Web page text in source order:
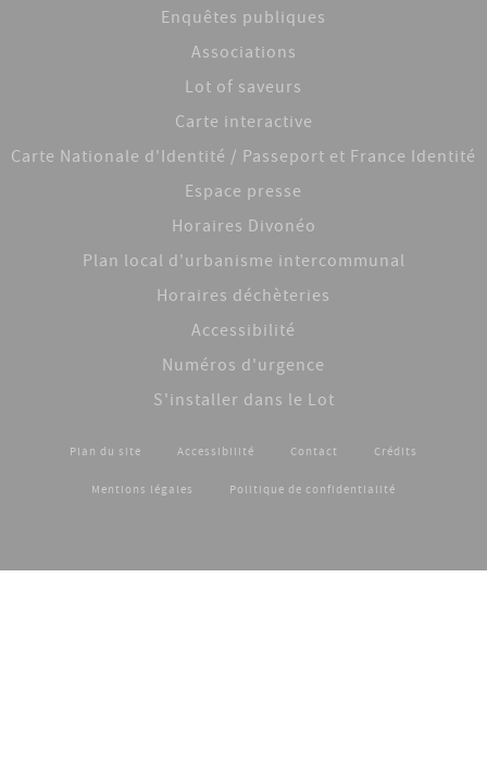
Enquêtes publiques
Associations
Lot of saveurs
Carte interactive
Carte Nationale d'Identité / Passeport et France Identité
Espace presse
Horaires Divonéo
Plan local d'urbanisme intercommunal
Horaires déchèteries
Accessibilité
Numéros d'urgence
S'installer dans le Lot
Footer menu
Plan du site Accessibilité Contact Crédits
Mentions légales Politique de confidentialité